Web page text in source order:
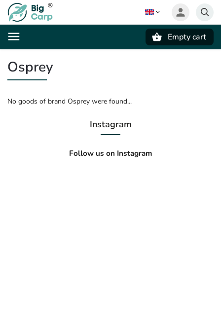
Empty cart
Osprey
No goods of brand Osprey were found...
Instagram
Follow us on Instagram